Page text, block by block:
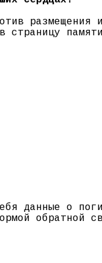
данные о
обратной